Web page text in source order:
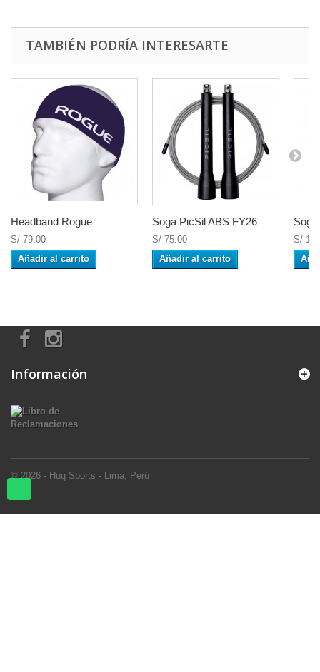
TAMBIÉN PODRÍA INTERESARTE
Headband Rogue
S/ 79.00
Añadir al carrito
Soga PicSil ABS FY26
S/ 75.00
Añadir al carrito
S/
Información
© 2026 - Huq Sports - Lima, Perú